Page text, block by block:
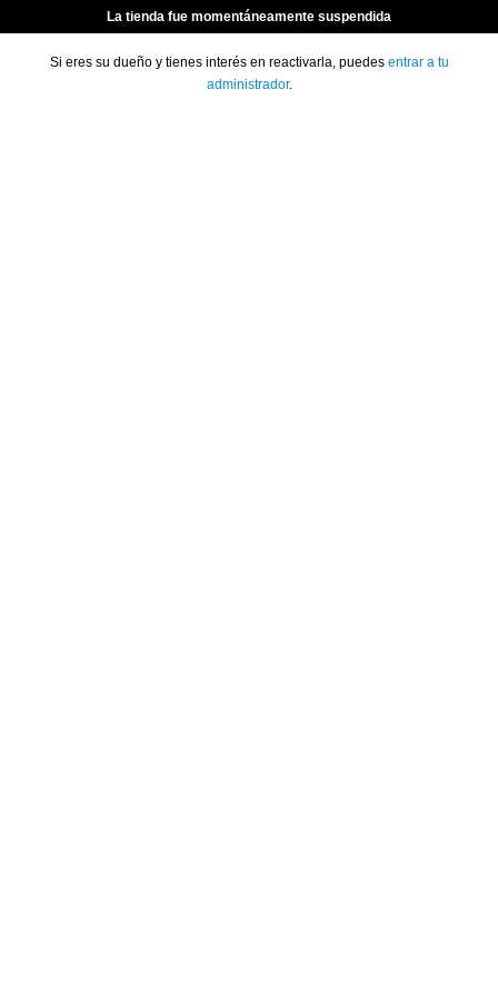
La tienda fue momentáneamente suspendida
Si eres su dueño y tienes interés en reactivarla, puedes entrar a tu
administrador.